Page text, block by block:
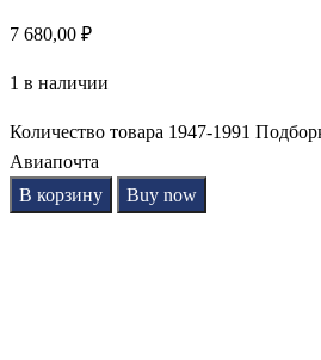
7 680,00 ₽
1 в наличии
Количество товара 1947-1991
Авиапочта
В корзину
Buy now